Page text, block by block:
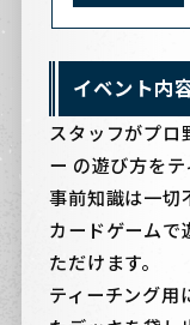
イベント内
スタッフがプロ
ー の遊び方をテ
事前知識は一切
カードゲームで
ただけます。
ティーチング用